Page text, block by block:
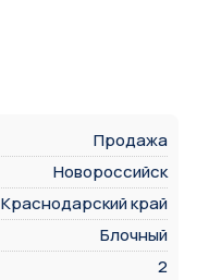
Продажа
Новороссийск
Краснодарский край
Блочный
2